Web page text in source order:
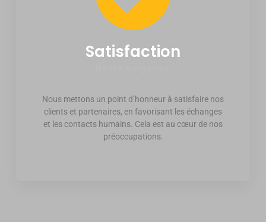
Satisfaction
Nous mettons un point d’honneur à satisfaire nos
clients et partenaires, en favorisant les échanges
et les contacts humains. Cela est au cœur de nos
préoccupations.